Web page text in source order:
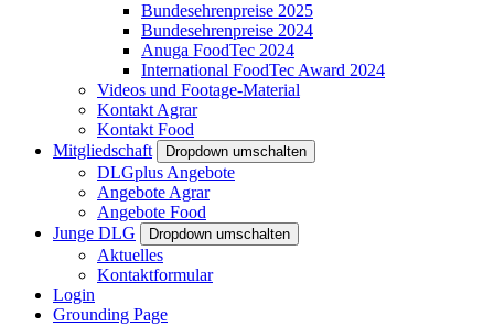
Bundesehrenpreise 2025
Bundesehrenpreise 2024
Anuga FoodTec 2024
International FoodTec Award 2024
Videos und Footage-Material
Kontakt Agrar
Kontakt Food
Mitgliedschaft
Dropdown umschalten
DLGplus Angebote
Angebote Agrar
Angebote Food
Junge DLG
Dropdown umschalten
Aktuelles
Kontaktformular
Login
Grounding Page